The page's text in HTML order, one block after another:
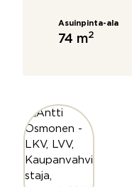
Asuinpinta-ala
74 m2